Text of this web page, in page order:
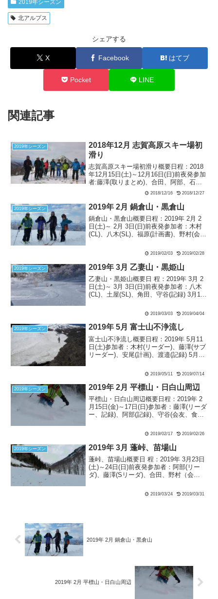
2019年シーズン
北アルプス
シェアする
X Facebook はてブ
Pocket LINE
関連記事
2019年シーズン
2018年12月 志賀高原スキー場初
滑り
志賀高原スキー場初滑り概要日程：2018
年12月15日(土)～12月16日(日)前夜発参加
者:藤澤(取りまとめ)、合田、阿部、石
井、中川(記録)、八木(会計)、渡辺(ゲス
(土)焼額山スキー場：...
2018/12/16 2018/12/27
2019年シーズン 2019年 2月 鍋倉山・黒倉山
鍋倉山・黒倉山概要日程：2019年 2月 2
日(土)～ 2月 3日(日)前夜発参加者：木村
(CL)、八木(SL)、福原(計画書)、野村(会
(金)：晴れ時々曇り 〇木村、福原、野
村：木村車で夕刻に戸狩...
2019/02/03 2019/02/28
2019年シーズン 2019年 3月 乙妻山・黒姫山
乙妻山・黒姫山概要日 程：2019年 3月 2
日(土)～ 3月 3日(日)前夜発参加者：八木
(CL)、土屋(SL)、角田、守谷(記録) 3月1日
面を狙うという、少しタフな山行を控え
ている。早朝出発が求めら...
2019/03/03 2019/04/04
2019年シーズン 2019年 5月 富士山不浄流し
富士山不浄流し概要日程：2019年 5月11
日(土)参加者：木村(リーダー)、藤澤(サブ
リーダー)、安尾(計画)、渡邉(記録) 5月11
2019/05/11 2019/07/14
2019年シーズン 2019年 2月 平標山・日白山周辺
平標山・日白山周辺概要日程：2019年 2
月15日(金)～17日(日)参加者：藤澤(リーダ
ー、記録)、阿部(記録)、守谷(会友、食材
ゲスト村上さんの都合が悪くなり不参加
となる。前夜、守谷車で宿に入...
2019/02/17 2019/02/26
2019年シーズン 2019年 3月 蓬峠、苗場山
蓬峠、苗場山概要日 程：2019年 3月23日
(土)～24日(日)前夜発参加者：阿部(リー
ダ)、藤澤(Sリーダ)、合田、野村（会
（会友）【1日目】 3月23日(土) 蓬峠：
曇天ゆざわ健康ランド7:40 ＝...
2019/03/24 2019/03/31
2019年 2月 鍋倉山・黒倉山
2019年 2月 平標山・日白山周辺